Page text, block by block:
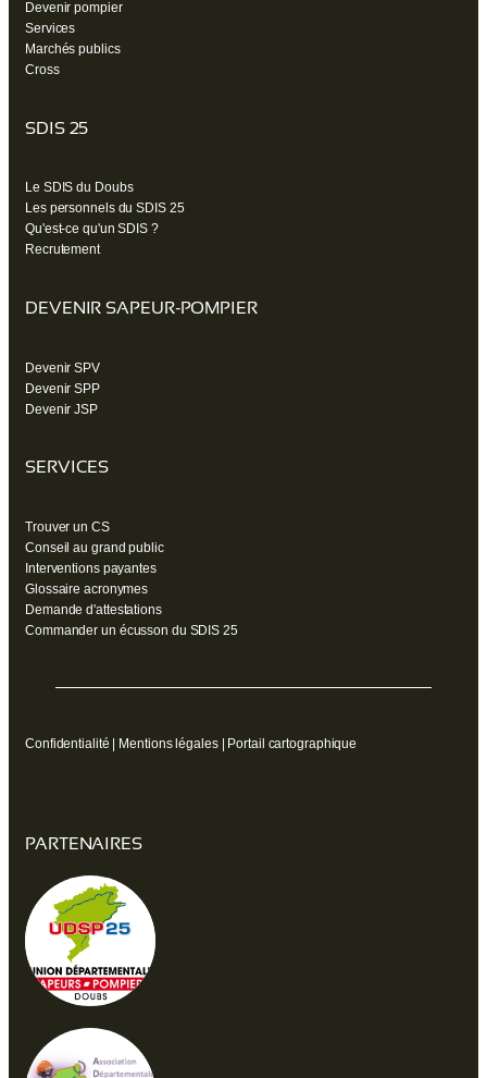
Devenir pompier
Services
Marchés publics
Cross
SDIS 25
Le SDIS du Doubs
Les personnels du SDIS 25
Qu'est-ce qu'un SDIS ?
Recrutement
DEVENIR SAPEUR-POMPIER
Devenir SPV
Devenir SPP
Devenir JSP
SERVICES
Trouver un CS
Conseil au grand public
Interventions payantes
Glossaire acronymes
Demande d'attestations
Commander un écusson du SDIS 25
Confidentialité | Mentions légales| Portail cartographique
PARTENAIRES